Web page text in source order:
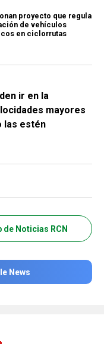
proyecto que regula
de vehículos
en ciclorrutas
ir en la
mayores
las estén
de Noticias RCN
News